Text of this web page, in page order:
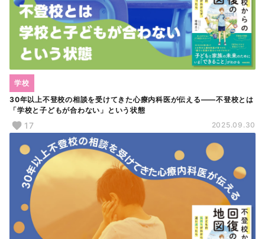
30年以上不登校の相談を受けてきた心療内科医が伝える――不登校とは
「学校と子どもが合わない」という状態
学校
17 2025.09.30